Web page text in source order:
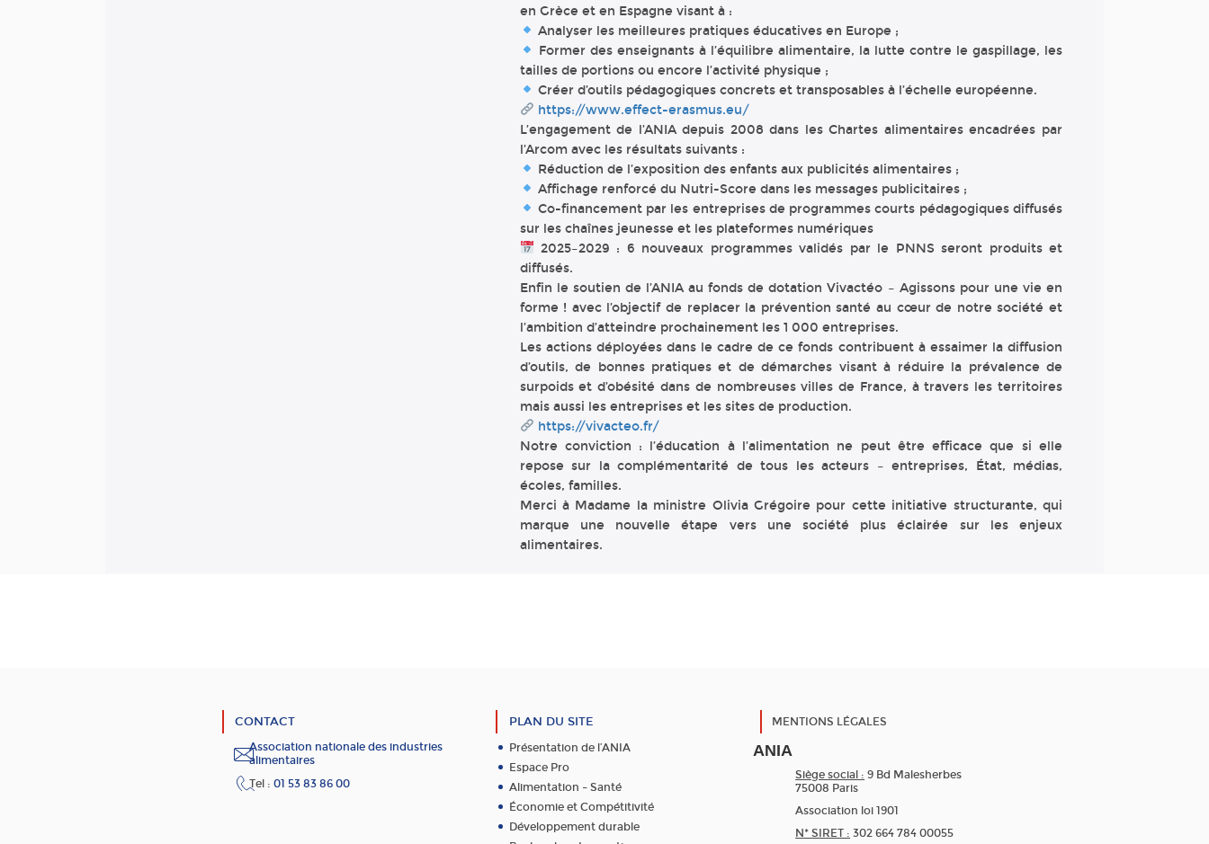
en Grèce et en Espagne visant à :
Analyser les meilleures pratiques éducatives en Europe ;
Former des enseignants à l’équilibre alimentaire, la lutte contre le gaspillage, les
tailles de portions ou encore l’activité physique ;
Créer d’outils pédagogiques concrets et transposables à l’échelle européenne.
https://www.effect-erasmus.eu/
L’engagement de l’ANIA depuis 2008 dans les Chartes alimentaires encadrées par
l’Arcom avec les résultats suivants :
Réduction de l’exposition des enfants aux publicités alimentaires ;
Affichage renforcé du Nutri-Score dans les messages publicitaires ;
Co-financement par les entreprises de programmes courts pédagogiques diffusés
sur les chaînes jeunesse et les plateformes numériques
2025–2029 : 6 nouveaux programmes validés par le PNNS seront produits et
diffusés.
Enfin le soutien de l’ANIA au fonds de dotation Vivactéo – Agissons pour une vie en
forme ! avec l’objectif de replacer la prévention santé au cœur de notre société et
l’ambition d’atteindre prochainement les 1 000 entreprises.
Les actions déployées dans le cadre de ce fonds contribuent à essaimer la diffusion
d’outils, de bonnes pratiques et de démarches visant à réduire la prévalence de
surpoids et d’obésité dans de nombreuses villes de France, à travers les territoires
mais aussi les entreprises et les sites de production.
https://vivacteo.fr/
Notre conviction : l’éducation à l’alimentation ne peut être efficace que si elle
repose sur la complémentarité de tous les acteurs – entreprises, État, médias,
écoles, familles.
Merci à Madame la ministre Olivia Grégoire pour cette initiative structurante, qui
marque une nouvelle étape vers une société plus éclairée sur les enjeux
alimentaires.
CONTACT
Association nationale des industries
alimentaires
Tel : 01 53 83 86 00
PLAN DU SITE
Présentation de l’ANIA
Espace Pro
Alimentation – Santé
Économie et Compétitivité
Développement durable
MENTIONS LÉGALES
ANIA
Siège social : 9 Bd Malesherbes
75008 Paris
Association loi 1901
N* SIRET : 302 664 784 00055